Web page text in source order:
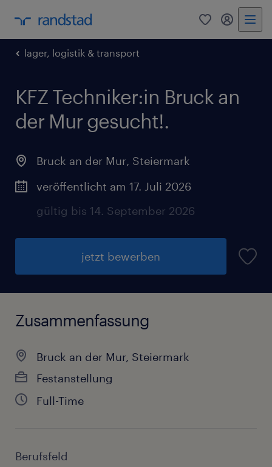
0 Mein
lager, logistik & transport
KFZ Techniker:in Bruck an
der Mur gesucht!.
Bruck an der Mur, Steiermark
veröffentlicht am 17. Juli 2026
gültig bis 14. September 2026
jetzt bewerben
Zusammenfassung
Bruck an der Mur, Steiermark
Festanstellung
Full-Time
Berufsfeld